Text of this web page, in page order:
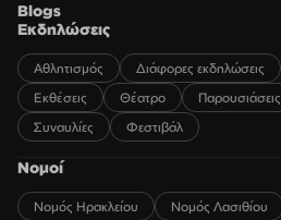
Blogs
Εκδηλώσεις
Αθλητισμός Διάφορες εκδηλώσεις
Εκθέσεις
Θέατρο Παρουσιάσεις
Συναυλίες
Φεστιβάλ
Νομοί
Νομός Ηρακλείου Νομός Λασιθίου